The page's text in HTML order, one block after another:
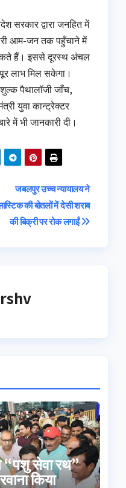
सरकार द्वारा जनहित में
आम-जन तक पहुँचाने में
हैं। इससे दूरस्थ अंचल
लाभ मिल सकेगा।
पैथालॉजी जाँच,
युवा कान्ट्रेक्टर
में भी जानकारी दी।
जबलपुर उच्च न्यायालय ने
की बोतलों में देसी शराब
की बिक्री पर रोक लगाईं
“पशु सेवा रथ”
किया